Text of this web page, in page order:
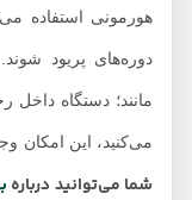
هورمونی استفاده
دوره‌های پریود شوند.
می‌کنید، این امکان
شما می‌توانید درباره